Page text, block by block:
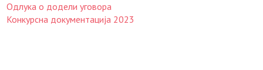
Одлука о додели уговора
Конкурсна документација 2023